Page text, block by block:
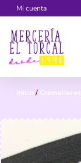
Mi cuenta
Inicio / Cremalleras